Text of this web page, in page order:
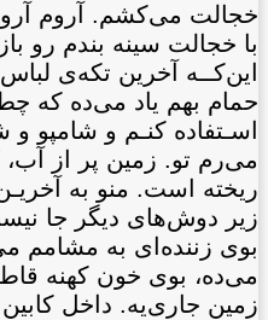
خجالت می‌کشم. آروم
با خجالت سينه بندم رو
اين‌كــه آخرين تكه‌ی
حمام بهم ياد می‌ده که
اسـتفاده کنـم و شامپو
می‌رم تو. زمين پر از
ريخته است. منو به
زير دوش‌های ديگر جا
بوی زننده‌ای به مشامم
می‌ده، بوی خون کهنه
زمين جاری‌یه. داخل